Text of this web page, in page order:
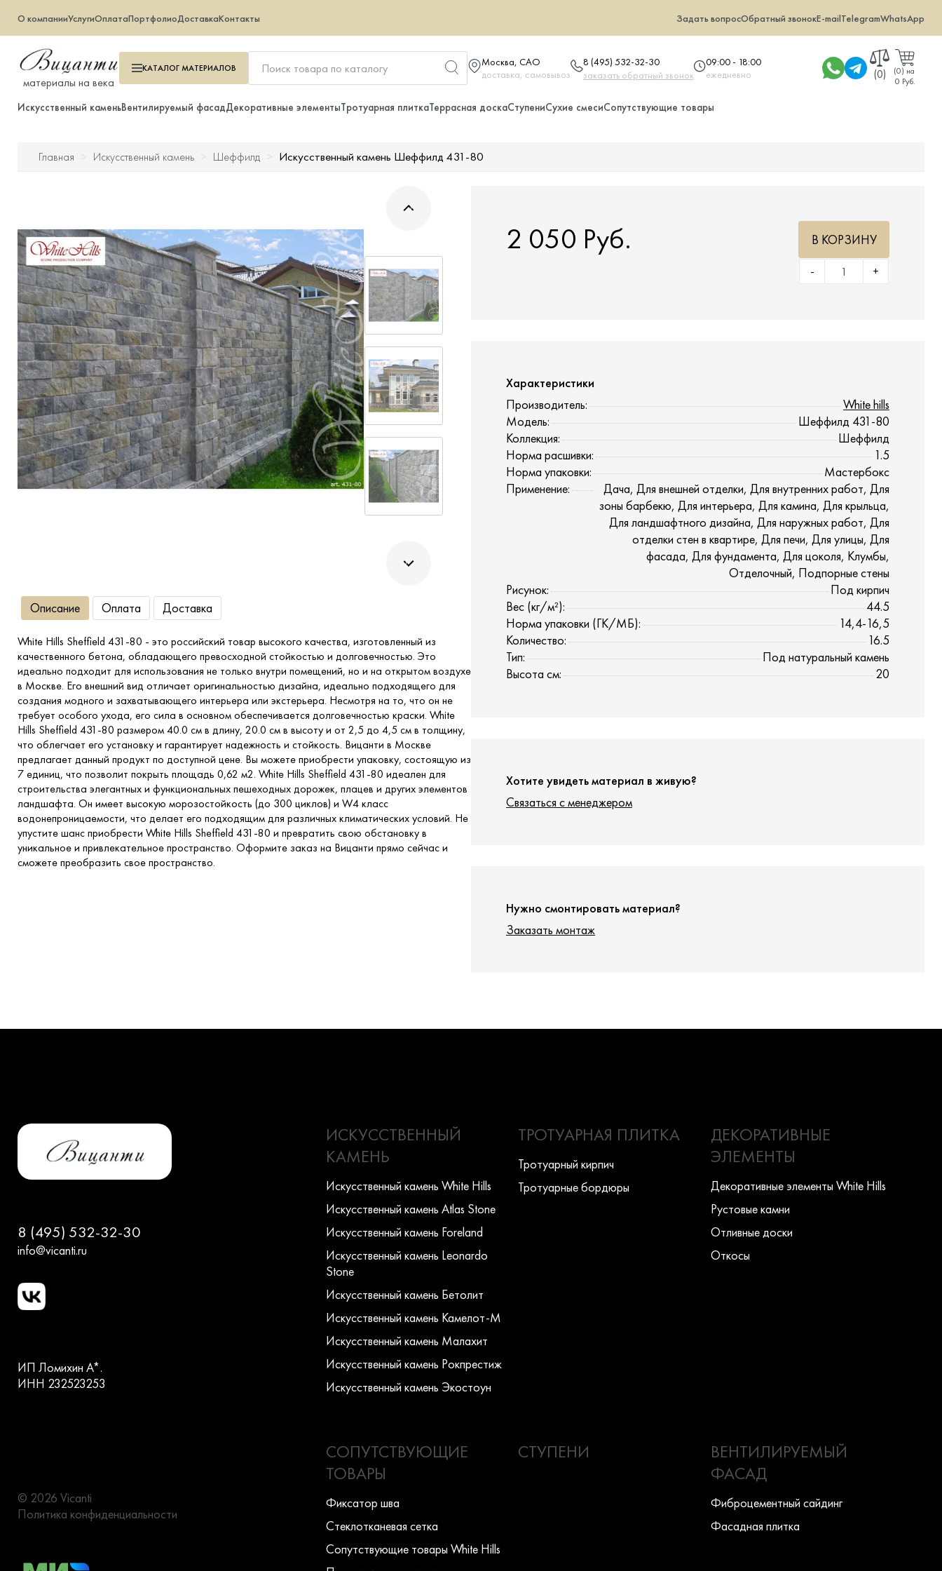
О компанииУслугиОплатаПортфолиоДоставкаКонтакты Задать вопросОбратный звонокE-mailTelegramWhatsApp
материалы на века
КАТАЛОГМАТЕРИАЛОВ
Москва, САО
доставка, самовывоз
8 (495) 532-32-30
заказать обратный звонок
09:00 - 18:00
ежедневно
(0) (0) на
0 Руб.
Искусственный каменьВентилируемый фасадДекоративные элементыТротуарная плиткаТеррасная доскаСтупениСухие смесиСопутствующие товары
Декоративные элементы
Тротуарная плитка
Террасная доска
Ступени
Сухие смеси
Сопутствующие товары
Главная Искусственный камень Шеффилд Искусственный камень Шеффилд 431-80
Описание Оплата Доставка
White Hills Sheffield 431-80 - это российский товар высокого качества, изготовленный из
качественного бетона, обладающего превосходной стойкостью и долговечностью. Это
идеально подходит для использования не только внутри помещений, но и на открытом воздухе
в Москве. Его внешний вид отличает оригинальностью дизайна, идеально подходящего для
создания модного и захватывающего интерьера или экстерьера. Несмотря на то, что он не
требует особого ухода, его сила в основном обеспечивается долговечностью краски. White
Hills Sheffield 431-80 размером 40.0 см в длину, 20.0 см в высоту и от 2,5 до 4,5 см в толщину,
что облегчает его установку и гарантирует надежность и стойкость. Вицанти в Москве
предлагает данный продукт по доступной цене. Вы можете приобрести упаковку, состоящую из
7 единиц, что позволит покрыть площадь 0,62 м2. White Hills Sheffield 431-80 идеален для
строительства элегантных и функциональных пешеходных дорожек, плацев и других элементов
ландшафта. Он имеет высокую морозостойкость (до 300 циклов) и W4 класс
водонепроницаемости, что делает его подходящим для различных климатических условий. Не
упустите шанс приобрести White Hills Sheffield 431-80 и превратить свою обстановку в
уникальное и привлекательное пространство. Оформите заказ на Вицанти прямо сейчас и
сможете преобразить свое пространство.
2 050 Руб.
+
-
В КОРЗИНУ
Характеристики
Производитель:
White hills
Модель:
Шеффилд 431-80
Коллекция:
Шеффилд
Норма расшивки:
1.5
Норма упаковки:
Мастербокс
Применение:
Дача, Для внешней отделки, Для внутренних работ, Для
зоны барбекю, Для интерьера, Для камина, Для крыльца,
Для ландшафтного дизайна, Для наружных работ, Для
отделки стен в квартире, Для печи, Для улицы, Для
фасада, Для фундамента, Для цоколя, Клумбы,
Отделочный, Подпорные стены
Рисунок:
Под кирпич
Вес (кг/м²):
44.5
Норма упаковки (ГК/МБ):
14,4-16,5
Количество:
16.5
Тип:
Под натуральный камень
Высота см:
20
Хотите увидеть материал в живую?
Связаться с менеджером
Нужно смонтировать материал?
Заказать монтаж
8 (495) 532-32-30
info@vicanti.ru
ИП Ломихин А*.
ИНН 232523253
© 2026 Vicanti
Политика конфиденциальности
ИСКУССТВЕННЫЙ
КАМЕНЬ
Искусcтвенный камень White Hills
Искусcтвенный камень Atlas Stone
Искусcтвенный камень Foreland
Искусcтвенный камень Leonardo
Stone
Искусcтвенный камень Бетолит
Искусcтвенный камень Камелот-М
Искусcтвенный камень Малахит
Искусcтвенный камень Рокпрестиж
Искусcтвенный камень Экостоун
ТРОТУАРНАЯ ПЛИТКА
Тротуарный кирпич
Тротуарные бордюры
ДЕКОРАТИВНЫЕ
ЭЛЕМЕНТЫ
Декоративные элементы White Hills
Рустовые камни
Отливные доски
Откосы
СОПУТСТВУЮЩИЕ
ТОВАРЫ
Фиксатор шва
Стеклотканевая сетка
Сопутствующие товары White Hills
СТУПЕНИ
ВЕНТИЛИРУЕМЫЙ
ФАСАД
Фиброцементный сайдинг
Фасадная плитка